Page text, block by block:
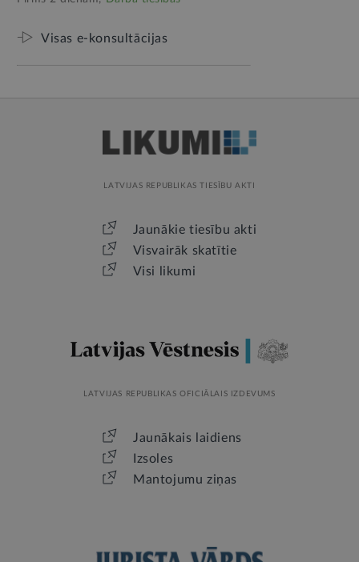
Visas e-konsultācijas
LATVIJAS REPUBLIKAS TIESĪBU AKTI
Jaunākie tiesību akti
Visvairāk skatītie
Visi likumi
LATVIJAS REPUBLIKAS OFICIĀLAIS IZDEVUMS
Jaunākais laidiens
Izsoles
Mantojumu ziņas